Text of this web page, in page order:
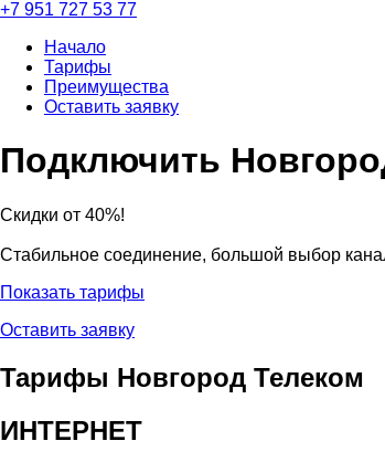
+7 951 727 53 77
Начало
Тарифы
Преимущества
Оставить заявку
Подключить
Скидки от 40%!
Стабильное соединение, большой выбор
Показать тарифы
Оставить заявку
Тарифы Новгород Телеком
ИНТЕРНЕТ